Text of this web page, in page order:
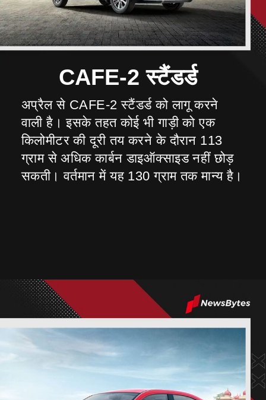
CAFE-2 स्टैंडर्ड
अप्रैल से CAFE-2 स्टैंडर्ड को लागू करने
वाली है। इसके तहत कोई भी गाड़ी को एक
किलोमीटर की दूरी तय करने के दौरान 113
ग्राम से अधिक कार्बन डाइऑक्साइड नहीं छोड़